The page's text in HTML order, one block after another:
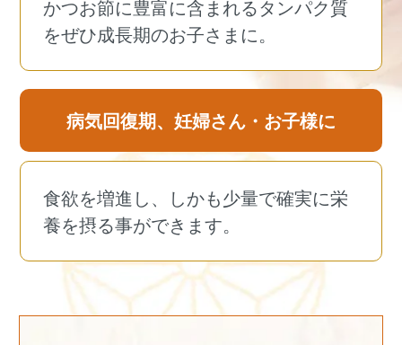
かつお節に豊富に含まれるタンパク質
をぜひ成長期のお子さまに。
病気回復期、妊婦さん・お子様に
食欲を増進し、しかも少量で確実に栄
養を摂る事ができます。